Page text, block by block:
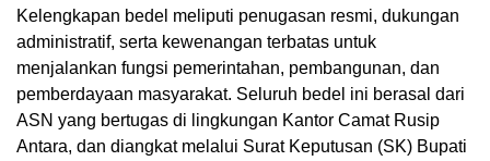
Kelengkapan bedel meliputi penugasan resmi, dukungan
administratif, serta kewenangan terbatas untuk
menjalankan fungsi pemerintahan, pembangunan, dan
pemberdayaan masyarakat. Seluruh bedel ini berasal dari
ASN yang bertugas di lingkungan Kantor Camat Rusip
Antara, dan diangkat melalui Surat Keputusan (SK) Bupati